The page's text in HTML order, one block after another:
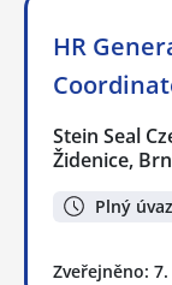
HR
Stein Seal
Židenice,
Plný
Zveřejněno: